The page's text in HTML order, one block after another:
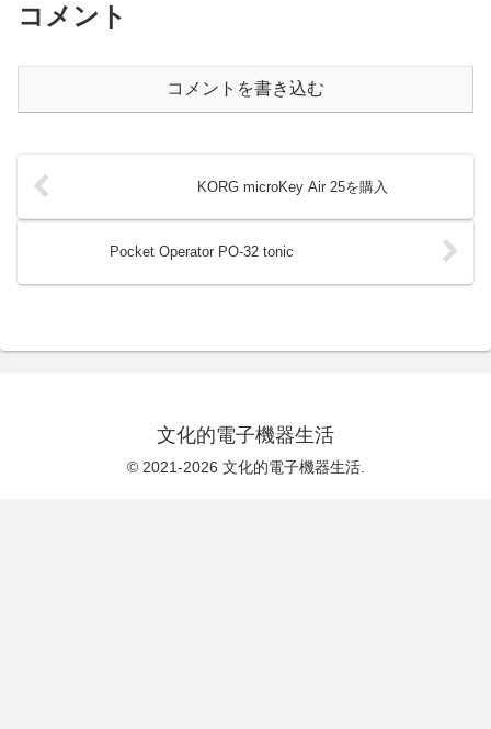
コメント
コメントを書き込む
KORG microKey Air 25を購入
Pocket Operator PO-32 tonic
文化的電子機器生活
© 2021-2026 文化的電子機器生活.